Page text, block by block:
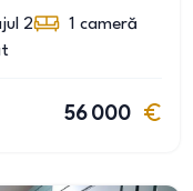
2 1 cameră
56 000